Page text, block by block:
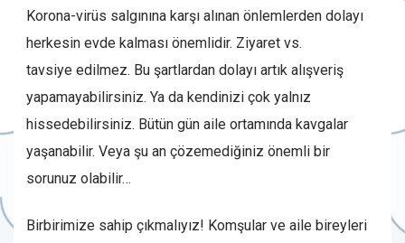
Korona-virüs salgınına karşı alınan önlemlerden dolayı
herkesin evde kalması önemlidir. Ziyaret vs.
tavsiye edilmez. Bu şartlardan dolayı artık alışveriş
yapamayabilirsiniz. Ya da kendinizi çok yalnız
hissedebilirsiniz. Bütün gün aile ortamında kavgalar
yaşanabilir. Veya şu an çözemediğiniz önemli bir
sorunuz olabilir…
Birbirimize sahip çıkmalıyız! Komşular ve aile bireyleri